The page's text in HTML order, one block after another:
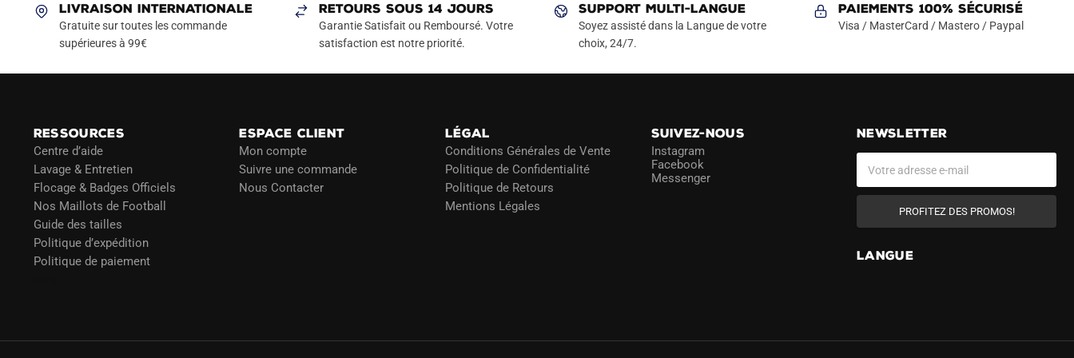
Les
options
peuvent
page
du
produit
Les
options
peuvent
Les
options
peuvent
produit
Les
options
page
du
produit
LIVRAISON INTERNATIONALE
Gratuite sur toutes les commande
supérieures à 99€
RETOURS SOUS 14 JOURS
Garantie Satisfait ou Remboursé. Votre
satisfaction est notre priorité.
SUPPORT MULTI-LANGUE
Soyez assisté dans la Langue de votre
choix, 24/7.
Paiements 100% Sécurisé
Visa / MasterCard / Mastero / Paypal
RESSOURCES
Centre d’aide
Lavage & Entretien
Flocage & Badges Officiels
Nos Maillots de Football
Guide des tailles
Politique d’expédition
Politique de paiement
ESPACE CLIENT
Mon compte
Suivre une commande
Nous Contacter
LÉGAL
Conditions Générales de Vente
Politique de Confidentialité
Politique de Retours
Mentions Légales
SUIVEZ-NOUS
Instagram
Facebook
Messenger
NEWSLETTER
PROFITEZ DES PROMOS!
LANGUE